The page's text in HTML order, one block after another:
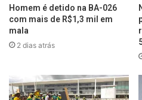
Homem é detido na BA-026
com mais de R$1,3 mil em
mala
2 dias atrás